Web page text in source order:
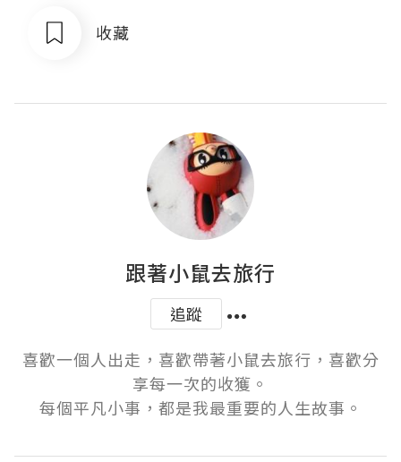
收藏
跟著小鼠去旅行
追蹤
喜歡一個人出走，喜歡帶著小鼠去旅行，喜歡分
享每一次的收獲。
每個平凡小事，都是我最重要的人生故事。